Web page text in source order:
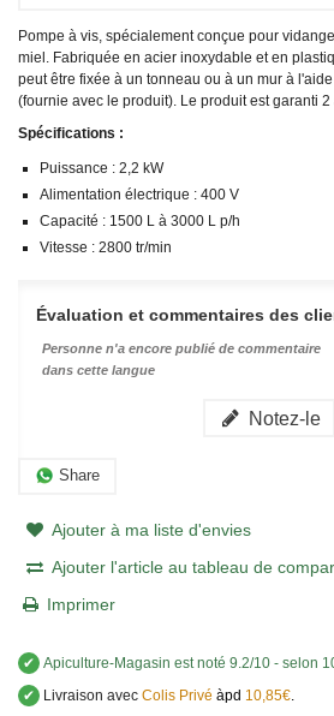
Pompe à vis, spécialement conçue pour
miel. Fabriquée en acier inoxydable et en
peut être fixée à un tonneau ou à un mur à
(fournie avec le produit). Le produit est garanti 2
Spécifications :
Puissance : 2,2 kW
Alimentation électrique : 400 V
Capacité : 1500 L à 3000 L p/h
Vitesse : 2800 tr/min
Évaluation et commentaires des
Personne n'a encore publié de commentaire
dans cette langue
Notez-le
Share
Ajouter à ma liste d'envies
Ajouter l'article au tableau de
Imprimer
✔ Apiculture-Magasin est noté 9.2/10 - selon
✔
Livraison avec Colis Privé àpd 10,85€